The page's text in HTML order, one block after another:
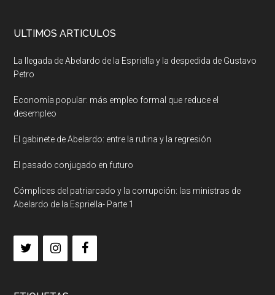
ULTIMOS ARTICULOS
La llegada de Abelardo de la Espriella y la despedida de Gustavo
Petro
Economía popular: más empleo formal que reduce el
desempleo
El gabinete de Abelardo: entre la rutina y la regresión
El pasado conjugado en futuro
Cómplices del patriarcado y la corrupción: las ministras de
Abelardo de la Espriella- Parte 1